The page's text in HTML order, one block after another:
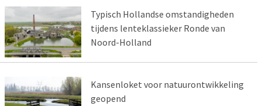
Typisch Hollandse omstandigheden
tijdens lenteklassieker Ronde van
Noord-Holland
Kansenloket voor natuurontwikkeling
geopend